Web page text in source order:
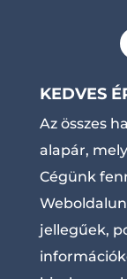
KEDVES
Az összes
alapár,
Cégünk
jellegűek,